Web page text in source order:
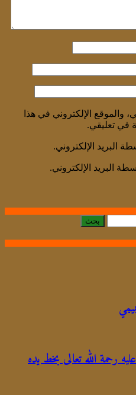
والموقع الإلكتروني في هذا
في تعليقي.
البريد الإلكتروني.
البريد الإلكتروني.
رحمة الله تعالى بخط يده